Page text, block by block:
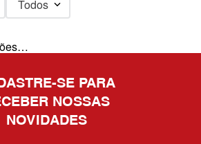
Todos
SE PARA
NOSSAS
NOVIDADES